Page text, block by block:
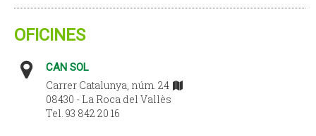
OFICINES
CAN SOL
Carrer Catalunya, núm. 24
08430 - La Roca del Vallès
Tel. 93 842 20 16